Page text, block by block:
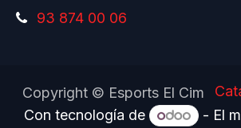
93 874 00 06
Copyright © Esports El Cim
Con tecnología de
- El